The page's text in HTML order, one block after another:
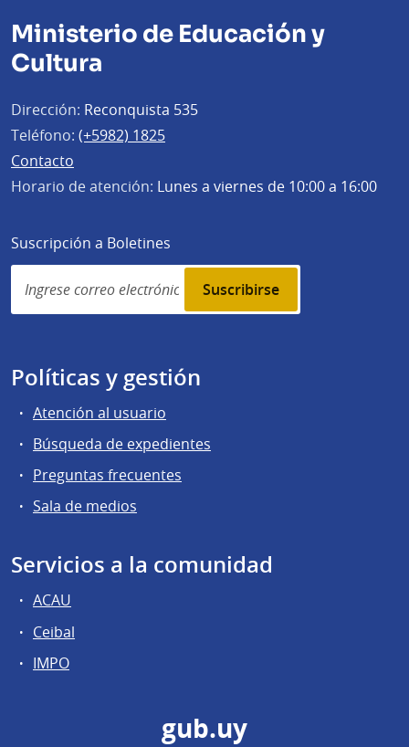
Ministerio de Educación y
Cultura
Dirección: Reconquista 535
Teléfono: (+5982) 1825
Contacto
Horario de atención: Lunes a viernes de 10:00 a 16:00
Suscripción a Boletines
Simplenews
subscription
Políticas y gestión
Atención al usuario
Búsqueda de expedientes
Preguntas frecuentes
Sala de medios
Servicios a la comunidad
ACAU
Ceibal
IMPO
gub.uy